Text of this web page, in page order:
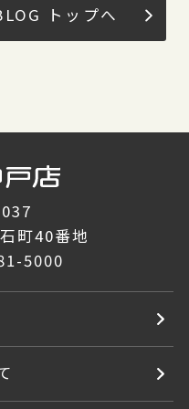
トップへ
町40番地
5000